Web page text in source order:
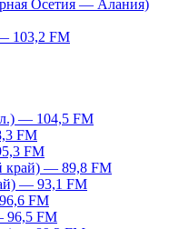
Осетия — Алания)
103,2 FM
— 104,5 FM
FM
FM
край) — 89,8 FM
— 93,1 FM
FM
96,5 FM